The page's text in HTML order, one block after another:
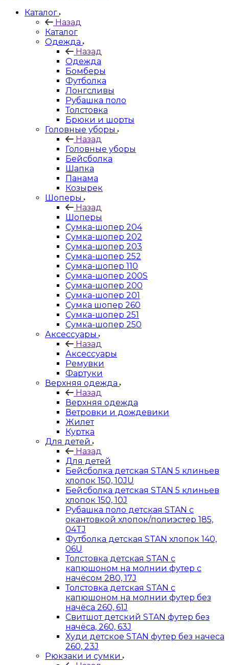
Каталог
Назад
Каталог
Одежда
Назад
Одежда
Бомберы
Футболка
Лонгсливы
Рубашка поло
Толстовка
Брюки и шорты
Головные уборы
Назад
Головные уборы
Бейсболка
Шапка
Панама
Козырек
Шоперы
Назад
Шоперы
Сумка-шопер 204
Сумка-шопер 202
Сумка-шопер 203
Сумка-шопер 252
Сумка-шопер 110
Сумка-шопер 200S
Сумка-шопер 200
Сумка-шопер 201
Сумка шопер 260
Сумка-шопер 251
Сумка-шопер 250
Аксессуары
Назад
Аксессуары
Ремувки
Фартуки
Верхняя одежда
Назад
Верхняя одежда
Ветровки и дождевики
Жилет
Куртка
Для детей
Назад
Для детей
Бейсболка детская STAN 5 клиньев
хлопок 150, 10JU
Бейсболка детская STAN 5 клиньев
хлопок 150, 10J
Рубашка поло детская STAN с
окантовкой хлопок/полиэстер 185,
04TJ
Футболка детская STAN хлопок 140,
06U
Толстовка детская STAN с
капюшоном на молнии футер с
начёсом 280, 17J
Толстовка детская STAN с
капюшоном на молнии футер без
начёса 260, 61J
Свитшот детский STAN футер без
начёса, 260, 63J
Худи детское STAN футер без начеса
260, 23J
Рюкзаки и сумки